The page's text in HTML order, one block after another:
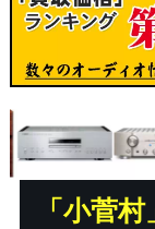
「小菅村